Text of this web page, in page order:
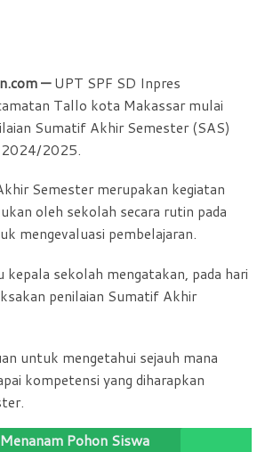
—UPT SPF SD Inpres
Tallo kota Makassar mulai
Sumatif Akhir Semester (SAS)
2024/2025.
Semester merupakan kegiatan
oleh sekolah secara rutin pada
mengevaluasi pembelajaran.
kepala sekolah mengatakan, pada hari
penilaian Sumatif Akhir
untuk mengetahui sejauh mana
kompetensi yang diharapkan
Pohon Siswa